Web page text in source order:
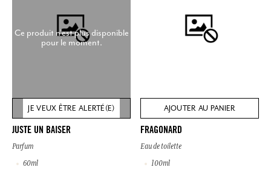
Ce produit n'est plus disponible
pour le moment.
JE VEUX ÊTRE ALERTÉ(E)
JUSTE UN BAISER
Parfum
60ml
AJOUTER AU PANIER
FRAGONARD
Eau de toilette
100ml